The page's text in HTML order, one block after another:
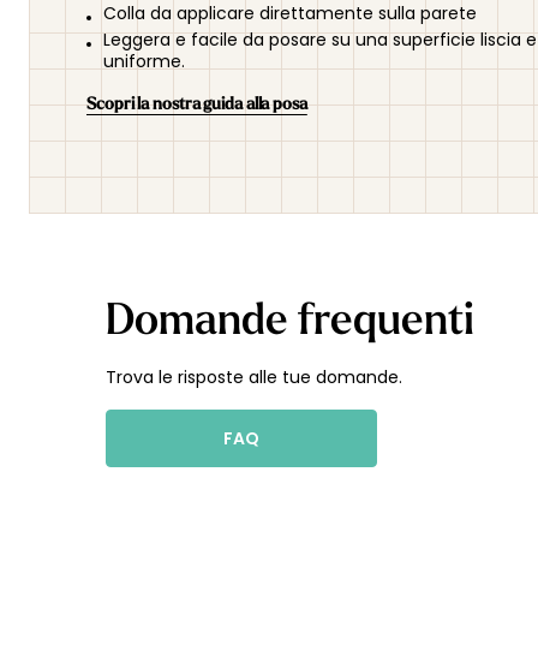
Colla da applicare direttamente sulla parete
Leggera e facile da posare su una superficie liscia e
uniforme.
Scopri la nostra guida alla posa
Domande frequenti
Trova le risposte alle tue domande.
FAQ